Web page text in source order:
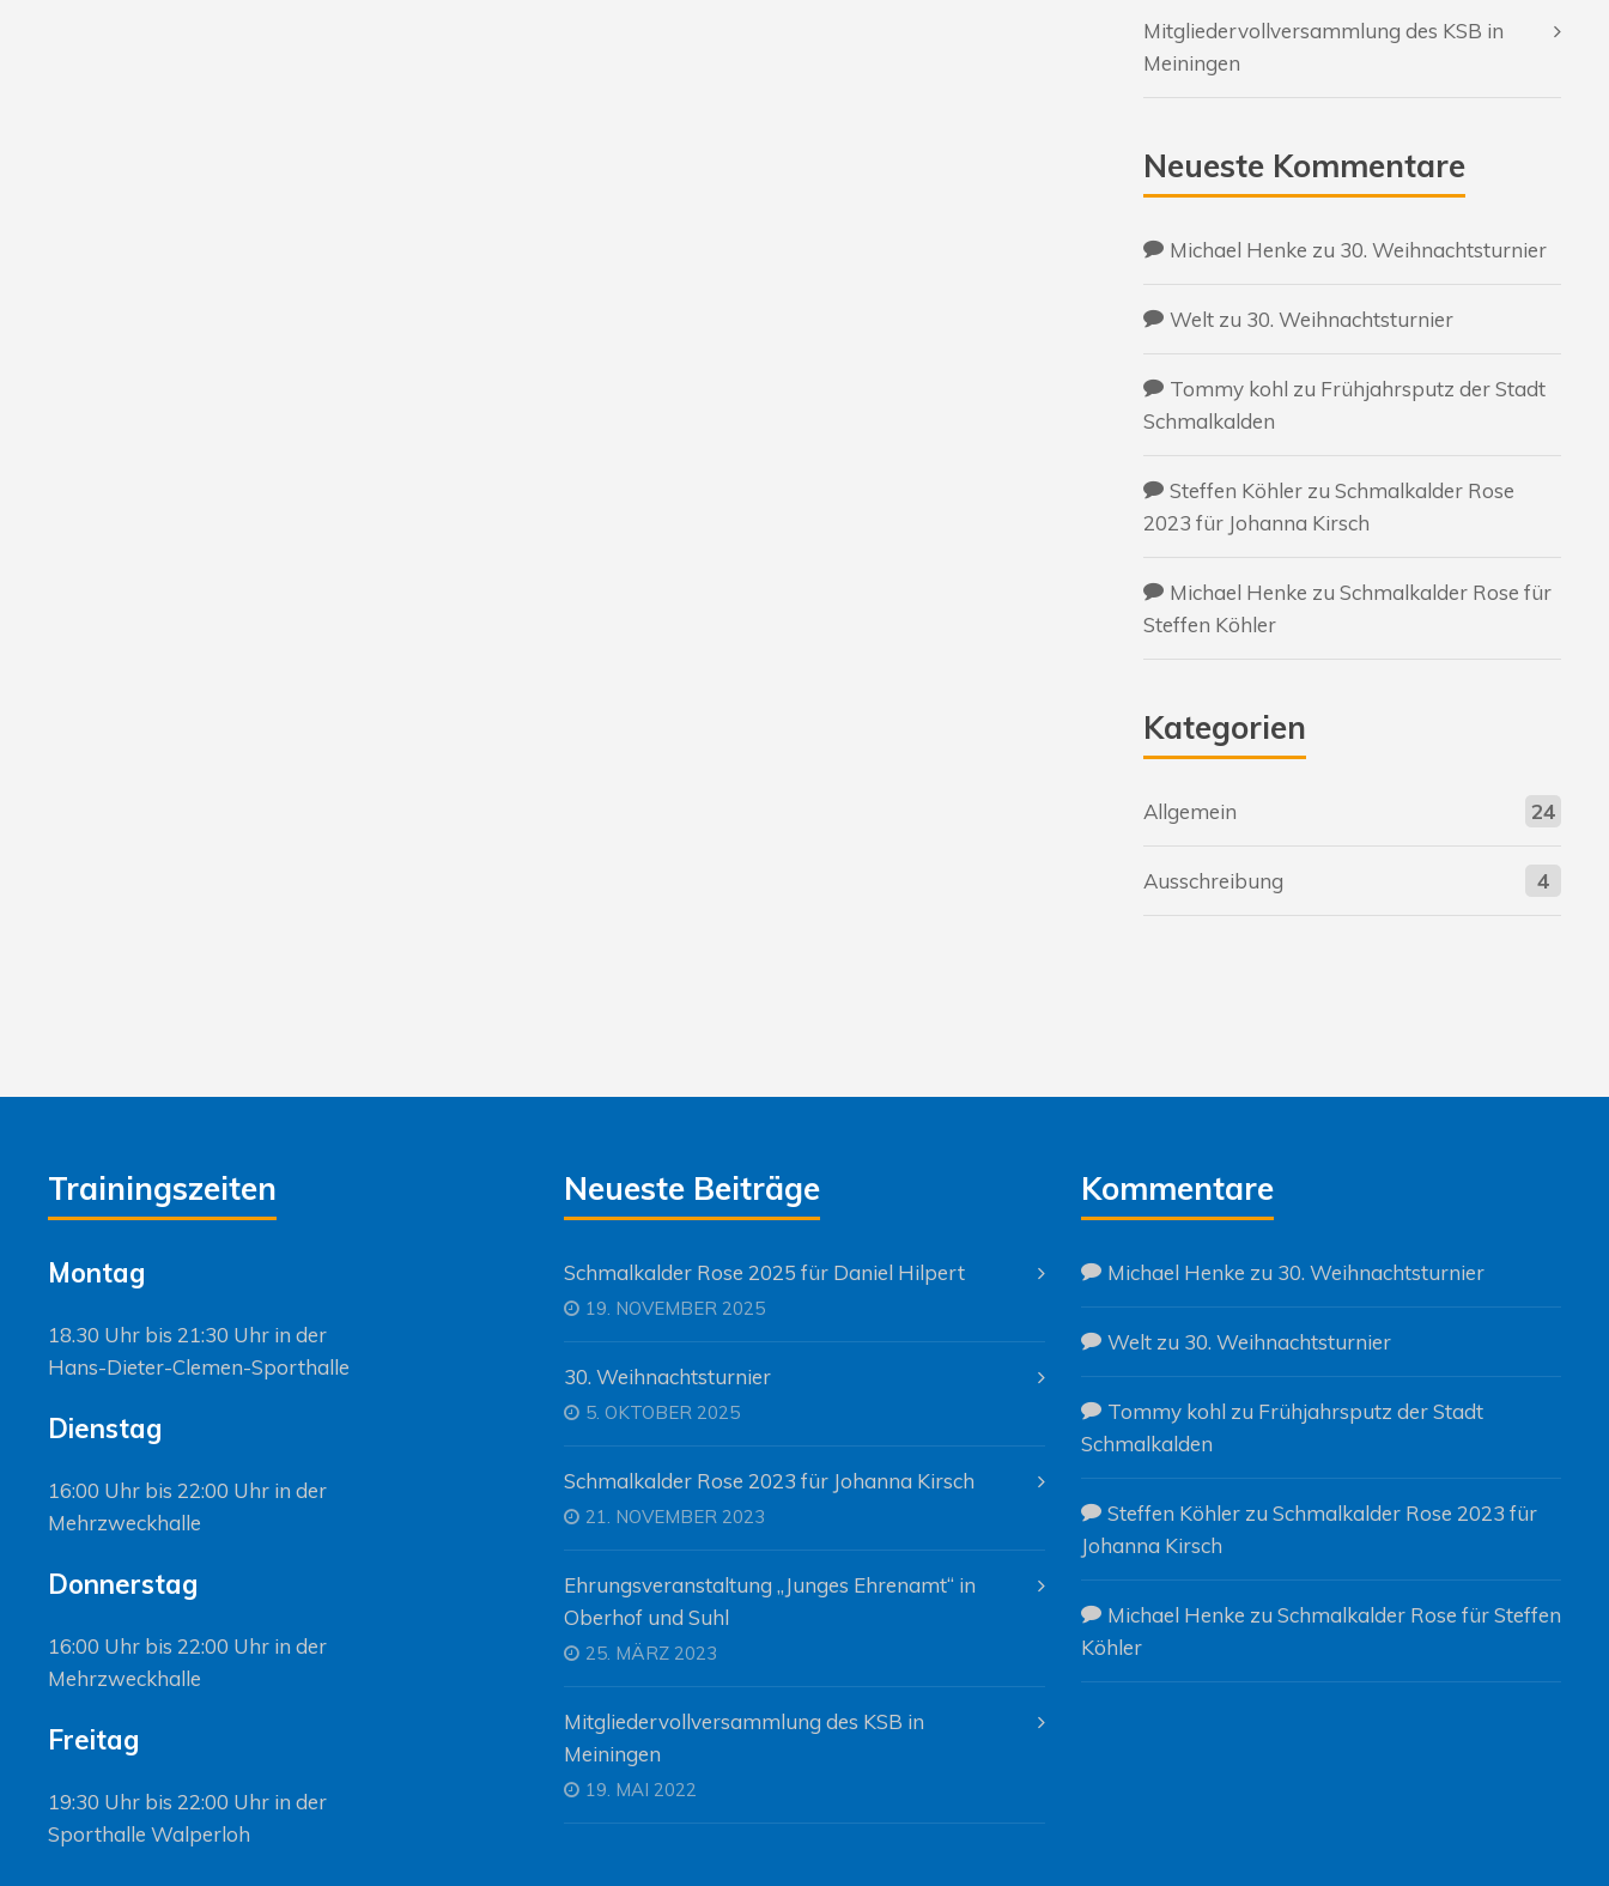
Mitgliedervollversammlung des KSB in
Meiningen
Neueste Kommentare
Michael Henke zu 30. Weihnachtsturnier
Weltzu 30. Weihnachtsturnier
Tommy kohl zu Frühjahrsputz der Stadt
Schmalkalden
Steffen Köhlerzu Schmalkalder Rose
2023 für Johanna Kirsch
Michael Henke zu Schmalkalder Rose für
Steffen Köhler
Kategorien
Allgemein 24
Ausschreibung 4
Trainingszeiten
Montag
18.30 Uhr bis 21:30 Uhr in der
Hans-Dieter-Clemen-Sporthalle
Dienstag
16:00 Uhr bis 22:00 Uhr in der
Mehrzweckhalle
Donnerstag
16:00 Uhr bis 22:00 Uhr in der
Mehrzweckhalle
Freitag
19:30 Uhr bis 22:00 Uhr in der
Sporthalle Walperloh
Neueste Beiträge
Schmalkalder Rose 2025 für Daniel Hilpert
19. NOVEMBER 2025
30. Weihnachtsturnier
5. OKTOBER 2025
Schmalkalder Rose 2023 für Johanna Kirsch
21. NOVEMBER 2023
Ehrungsveranstaltung „Junges Ehrenamt“ in
Oberhof und Suhl
25. MÄRZ 2023
Mitgliedervollversammlung des KSB in
Meiningen
19. MAI 2022
Kommentare
Michael Henke zu 30. Weihnachtsturnier
Weltzu 30. Weihnachtsturnier
Tommy kohl zu Frühjahrsputz der Stadt
Schmalkalden
Steffen Köhlerzu Schmalkalder Rose 2023 für
Johanna Kirsch
Michael Henke zu Schmalkalder Rose für Steffen
Köhler